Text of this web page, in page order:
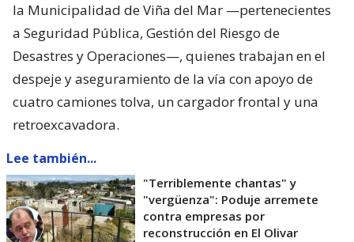
la Municipalidad de Viña del Mar —pertenecientes
a Seguridad Pública, Gestión del Riesgo de
Desastres y Operaciones—, quienes trabajan en el
despeje y aseguramiento de la vía con apoyo de
cuatro camiones tolva, un cargador frontal y una
retroexcavadora.
Lee también...
"Terriblemente chantas" y
"vergüenza": Poduje arremete
contra empresas por
reconstrucción en El Olivar